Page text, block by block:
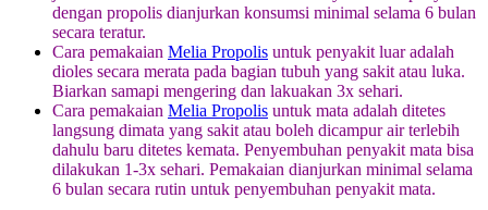
dengan propolis dianjurkan konsumsi minimal selama 6 bulan
secara teratur.
Cara pemakaian Melia Propolis untuk penyakit luar adalah
dioles secara merata pada bagian tubuh yang sakit atau luka.
Biarkan samapi mengering dan lakuakan 3x sehari.
Cara pemakaian Melia Propolis untuk mata adalah ditetes
langsung dimata yang sakit atau boleh dicampur air terlebih
dahulu baru ditetes kemata. Penyembuhan penyakit mata bisa
dilakukan 1-3x sehari. Pemakaian dianjurkan minimal selama
6 bulan secara rutin untuk penyembuhan penyakit mata.